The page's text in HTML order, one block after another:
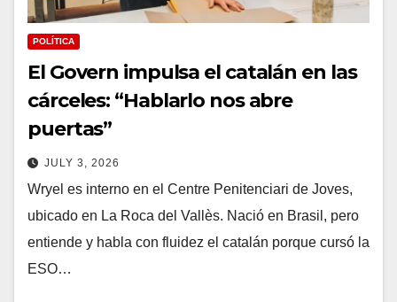
POLÍTICA
El Govern impulsa el catalán en las
cárceles: “Hablarlo nos abre
puertas”
JULY 3, 2026
Wryel es interno en el Centre Penitenciari de Joves,
ubicado en La Roca del Vallès. Nació en Brasil, pero
entiende y habla con fluidez el catalán porque cursó la
ESO…